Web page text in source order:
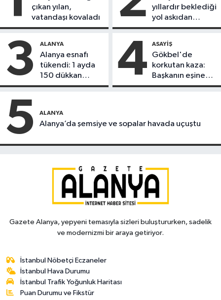
çıkan yılan,
vatandaşı kovaladı
yıllardır beklediği
yol askıdan
döndü
3 ALANYA
Alanya esnafı
tükendi: 1 ayda
150 dükkan
kapandı
4 ASAYIŞ
Gökbel'de
korkutan kaza:
Başkanın eşine
motosiklet çarptı
5 ALANYA
Alanya’da şemsiye ve sopalar havada uçuştu
Gazete Alanya, yepyeni temasıyla sizleri buluştururken, sadelik
ve modernizmi bir araya getiriyor.
İstanbul Nöbetçi Eczaneler
İstanbul Hava Durumu
İstanbul Trafik Yoğunluk Haritası
Puan Durumu ve Fikstür